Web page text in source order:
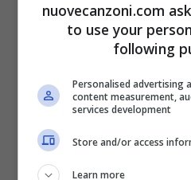
E ti va bene più o
basta che sia per
come il profumo
quando non vuoi
io che vorrei cambiare
nuovecanzoni.com
to use your
following
Personalised advertising
content measurement,
services development
Store and/or access
Learn more